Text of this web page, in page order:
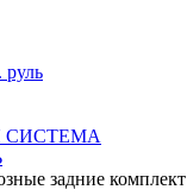
руль
СИСТЕМА
задние комплект